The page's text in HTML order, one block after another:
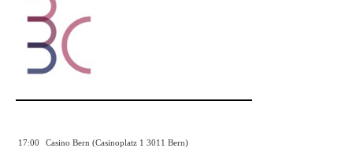
17:00 Casino Bern (Casinoplatz 1 3011 Bern)